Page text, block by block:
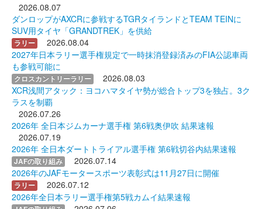
2026.08.07
ダンロップがAXCRに参戦するTGRタイランドとTEAM TEINに
SUV用タイヤ「GRANDTREK」を供給
ラリー
2026.08.04
2027年日本ラリー選手権規定で一時抹消登録済みのFIA公認車両
も参戦可能に
クロスカントリーラリー
2026.08.03
XCR浅間アタック：ヨコハマタイヤ勢が総合トップ3を独占。3ク
ラスを制覇
2026.07.26
2026年 全日本ジムカーナ選手権 第6戦奥伊吹 結果速報
2026.07.19
2026年 全日本ダートトライアル選手権 第6戦切谷内結果速報
JAFの取り組み
2026.07.14
2026年のJAFモータースポーツ表彰式は11月27日に開催
ラリー
2026.07.12
2026年全日本ラリー選手権第5戦カムイ結果速報